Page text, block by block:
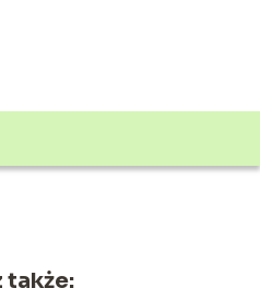
także: